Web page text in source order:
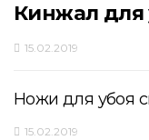
Кинжал для
15.02.2019
Ножи для убоя
15.02.2019